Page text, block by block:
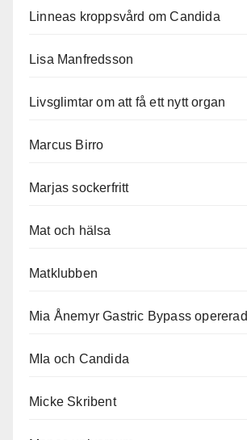
Linneas kroppsvård om Candida
Lisa Manfredsson
Livsglimtar om att få ett nytt organ
Marcus Birro
Marjas sockerfritt
Mat och hälsa
Matklubben
Mia Ånemyr Gastric Bypass opererad
MIa och Candida
Micke Skribent